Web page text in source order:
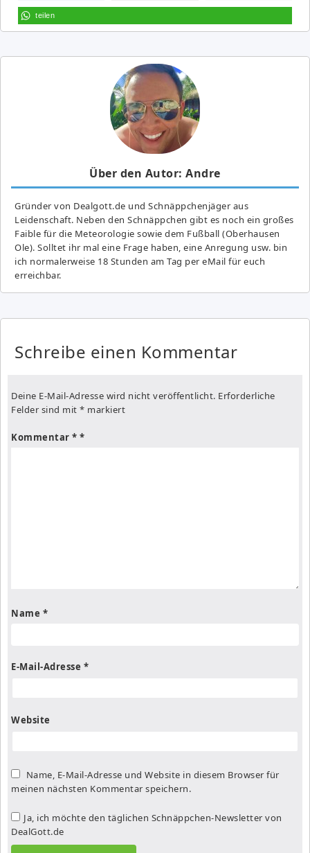
teilen
Über den Autor: Andre
Gründer von Dealgott.de und Schnäppchenjäger aus
Leidenschaft. Neben den Schnäppchen gibt es noch ein großes
Fai­ble für die Meteorologie sowie dem Fußball (Oberhausen
Ole). Solltet ihr mal eine Frage haben, eine Anregung usw. bin
ich normalerweise 18 Stunden am Tag per eMail für euch
erreichbar.
Schreibe einen Kommentar
Deine E-Mail-Adresse wird nicht veröffentlicht. Erforderliche
Felder sind mit * markiert
Kommentar *
Name *
E-Mail-Adresse *
Website
Name, E-Mail-Adresse und Website in diesem Browser für
meinen nächsten Kommentar speichern.
Ja, ich möchte den täglichen Schnäppchen-Newsletter von
DealGott.de